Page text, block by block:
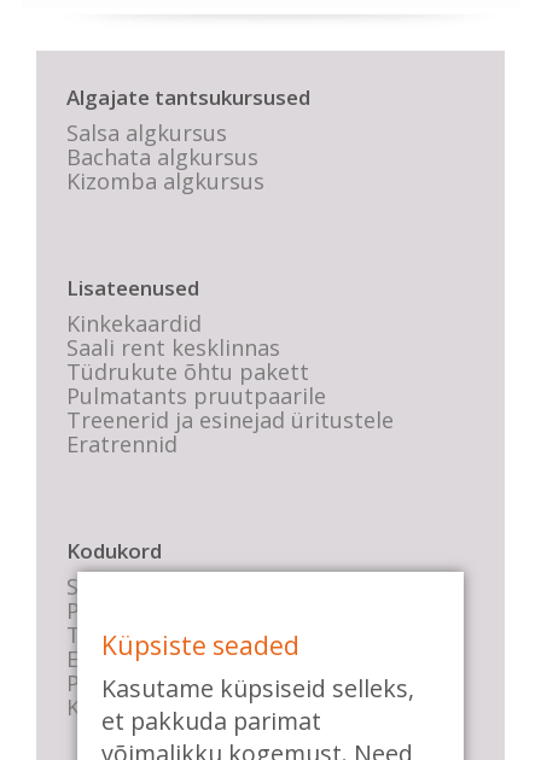
Algajate tantsukursused
Salsa algkursus
Bachata algkursus
Kizomba algkursus
Lisateenused
Kinkekaardid
Saali rent kesklinnas
Tüdrukute õhtu pakett
Pulmatants pruutpaarile
Treenerid ja esinejad üritustele
Eratrennid
Kodukord
Stuudio sisekord
Privaatsustingimused
Tasemete kirjeldused
E-poe tingimused
Parkimise info
KKK
Küpsiste seaded
Kasutame küpsiseid selleks,
et pakkuda parimat
võimalikku kogemust. Need